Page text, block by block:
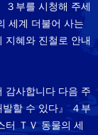
３부를 시청해 주세
세계 더불어 사는
지혜와 진철로 안내
감사합니다 다음 주
할 수 있다』 ４부
터 ＴＶ 동물의 세